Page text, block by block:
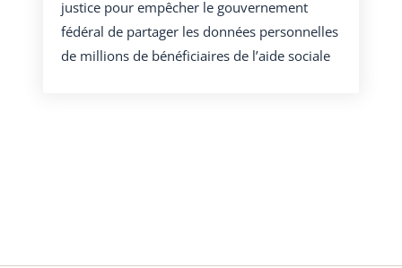
justice pour empêcher le gouvernement
fédéral de partager les données personnelles
de millions de bénéficiaires de l’aide sociale